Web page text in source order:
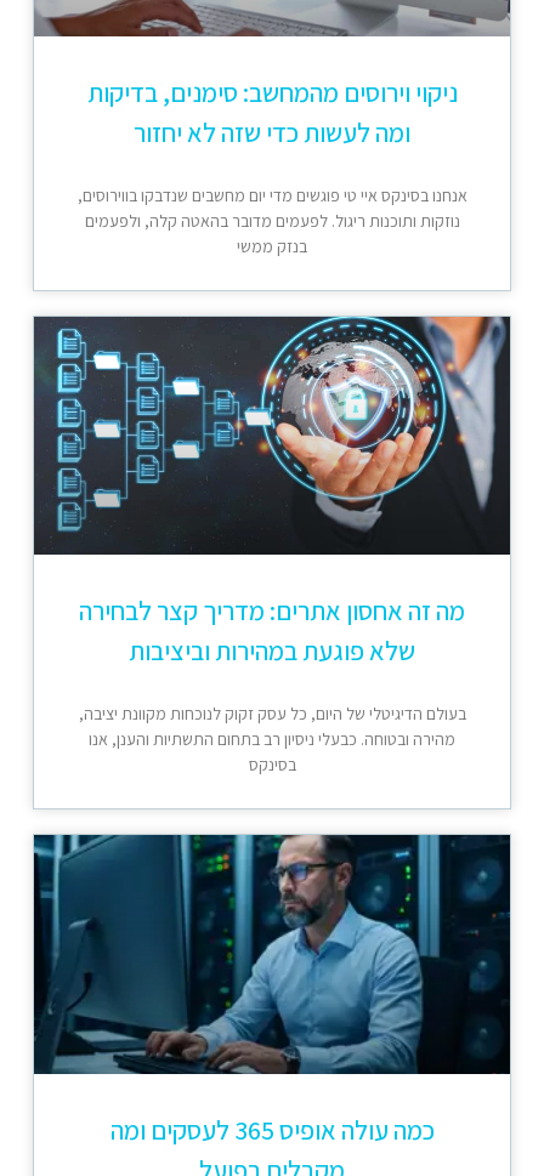
ניקוי וירוסים מהמחשב: סימנים, בדיקות
ומה לעשות כדי שזה לא יחזור
אנחנו בסינקס איי טי פוגשים מדי יום מחשבים שנדבקו בווירוסים,
נוזקות ותוכנות ריגול. לפעמים מדובר בהאטה קלה, ולפעמים
בנזק ממשי
מה זה אחסון אתרים: מדריך קצר לבחירה
שלא פוגעת במהירות וביציבות
בעולם הדיגיטלי של היום, כל עסק זקוק לנוכחות מקוונת יציבה,
מהירה ובטוחה. כבעלי ניסיון רב בתחום התשתיות והענן, אנו
בסינקס
כמה עולה אופיס 365 לעסקים ומה